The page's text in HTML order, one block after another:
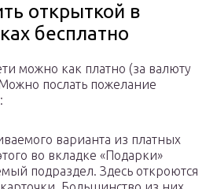
открыткой в
бесплатно
можно как платно (за валюту
послать пожелание
варианта из платных
во вкладке «Подарки»
подраздел. Здесь откроются